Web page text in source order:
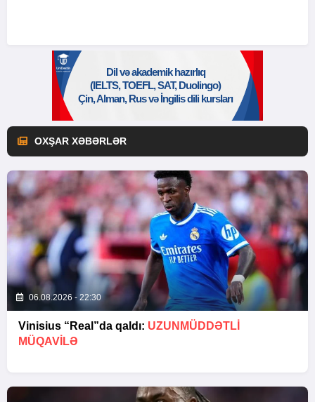
OXŞAR XƏBƏRLƏR
06.08.2026 - 22:30
Vinisius “Real”da qaldı: UZUNMÜDDƏTLİ
MÜQAVİLƏ